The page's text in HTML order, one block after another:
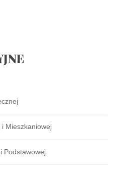
Mieszkaniowej
Podstawowej